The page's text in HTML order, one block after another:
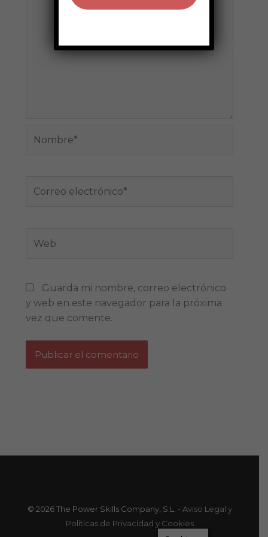
electrónico*
Guarda mi nombre, correo electrónico
y web en este navegador para la próxima
vez que comente.
© 2026 The Power Skills Company, S.L. - Aviso Legal y
Políticas de Privacidad y Cookies